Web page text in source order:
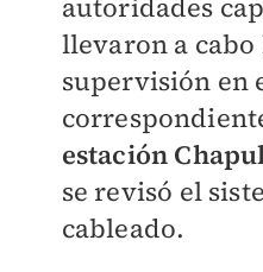
llevaron a cabo
supervisión en
estación
se revisó el
cableado.